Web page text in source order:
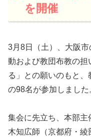
を開催
3月8日（土）、大阪
動および教団布教の担
る」との願いのもと
の98名が参加しました
集会に先立ち、本部主
木知広師（京都府・綾